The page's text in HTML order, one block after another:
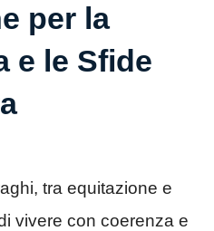
per la
e le Sfide
tra equitazione e
vivere con coerenza e